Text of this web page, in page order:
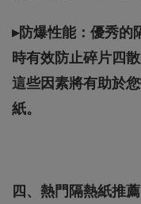
▸防爆性能：優秀的
時有效防止碎片四
這些因素將有助於
紙。
四、熱門隔熱紙推薦